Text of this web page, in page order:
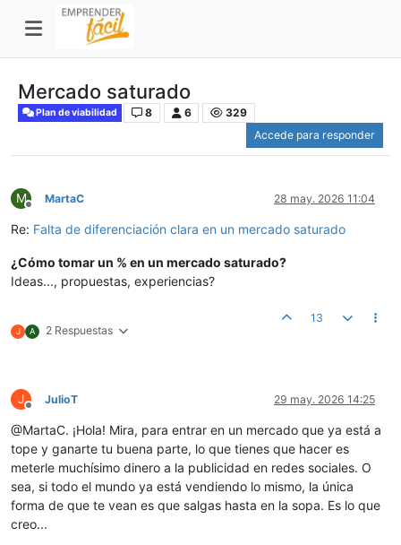
Mercado saturado
Plan de viabilidad 8 6
329
Accede para responder
M
Desconectado
MartaC 28 may. 2026 11:04
Re: Falta de diferenciación clara en un mercado saturado
¿Cómo tomar un % en un mercado saturado?
Ideas..., propuestas, experiencias?
J A 2 Respuestas
13
J
Desconectado
JulioT 29 may. 2026 14:25
@MartaC. ¡Hola! Mira, para entrar en un mercado que ya está a
tope y ganarte tu buena parte, lo que tienes que hacer es
meterle muchísimo dinero a la publicidad en redes sociales. O
sea, si todo el mundo ya está vendiendo lo mismo, la única
forma de que te vean es que salgas hasta en la sopa. Es lo que
creo...